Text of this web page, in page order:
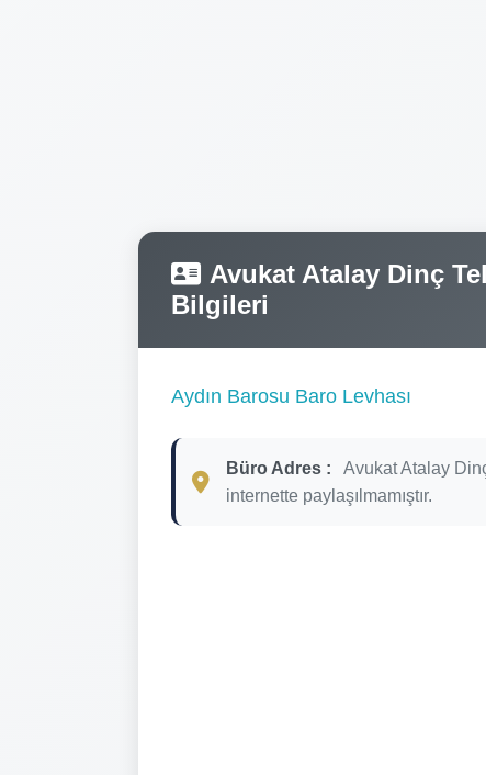
Avukat Atalay Dinç
Bilgileri
Aydın Barosu Baro Levhası
Büro Adres :
Avukat Atalay
internette paylaşılmamıştır.